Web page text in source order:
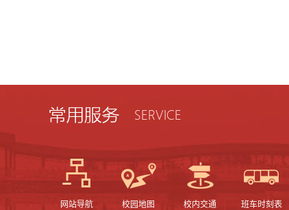
网站导航 校园地图 校内交通 班车时刻表